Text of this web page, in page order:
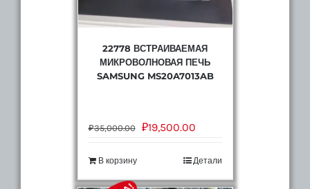
22778 ВСТРАИВАЕМАЯ
МИКРОВОЛНОВАЯ ПЕЧЬ
SAMSUNG MS20A7013AB
₽35,000.00 ₽19,500.00
В корзину Детали